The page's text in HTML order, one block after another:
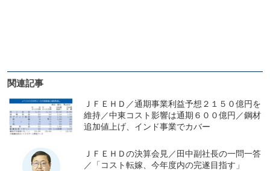
関連記事
ＪＦＥＨＤ／通期事業利益予想２１５０億円を
維持／中東コスト影響は通期６００億円／鋼材
追加値上げ、インド事業でカバー
ＪＦＥＨＤの決算会見／田中副社長の一問一答
／「コスト転嫁、今年度内の完遂目指す」